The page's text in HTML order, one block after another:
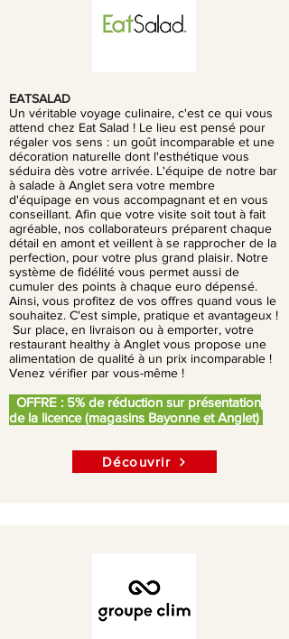
EATSALAD
Un véritable voyage culinaire, c'est ce qui vous
attend chez Eat Salad ! Le lieu est pensé pour
régaler vos sens : un goût incomparable et une
décoration naturelle dont l'esthétique vous
séduira dès votre arrivée. L'équipe de notre bar
à salade à Anglet sera votre membre
d'équipage en vous accompagnant et en vous
conseillant. Afin que votre visite soit tout à fait
agréable, nos collaborateurs préparent chaque
détail en amont et veillent à se rapprocher de la
perfection, pour votre plus grand plaisir. Notre
système de fidélité vous permet aussi de
cumuler des points à chaque euro dépensé.
Ainsi, vous profitez de vos offres quand vous le
souhaitez. C'est simple, pratique et avantageux !
Sur place, en livraison ou à emporter, votre
restaurant healthy à Anglet vous propose une
alimentation de qualité à un prix incomparable !
Venez vérifier par vous-même !
OFFRE : 5% de réduction sur présentation
de la licence (magasins Bayonne et Anglet)
Découvrir